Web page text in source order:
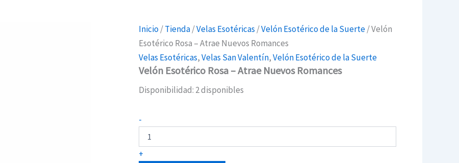
Inicio/Tienda/Velas Esotéricas /Velón Esotérico de la Suerte/ Velón
Esotérico Rosa – Atrae Nuevos Romances
Velas Esotéricas,Velas San Valentín,Velón Esotérico de la Suerte
Velón Esotérico Rosa – Atrae Nuevos Romances
Disponibilidad: 2 disponibles
-
Esotérico
Rosa
-
Atrae
+